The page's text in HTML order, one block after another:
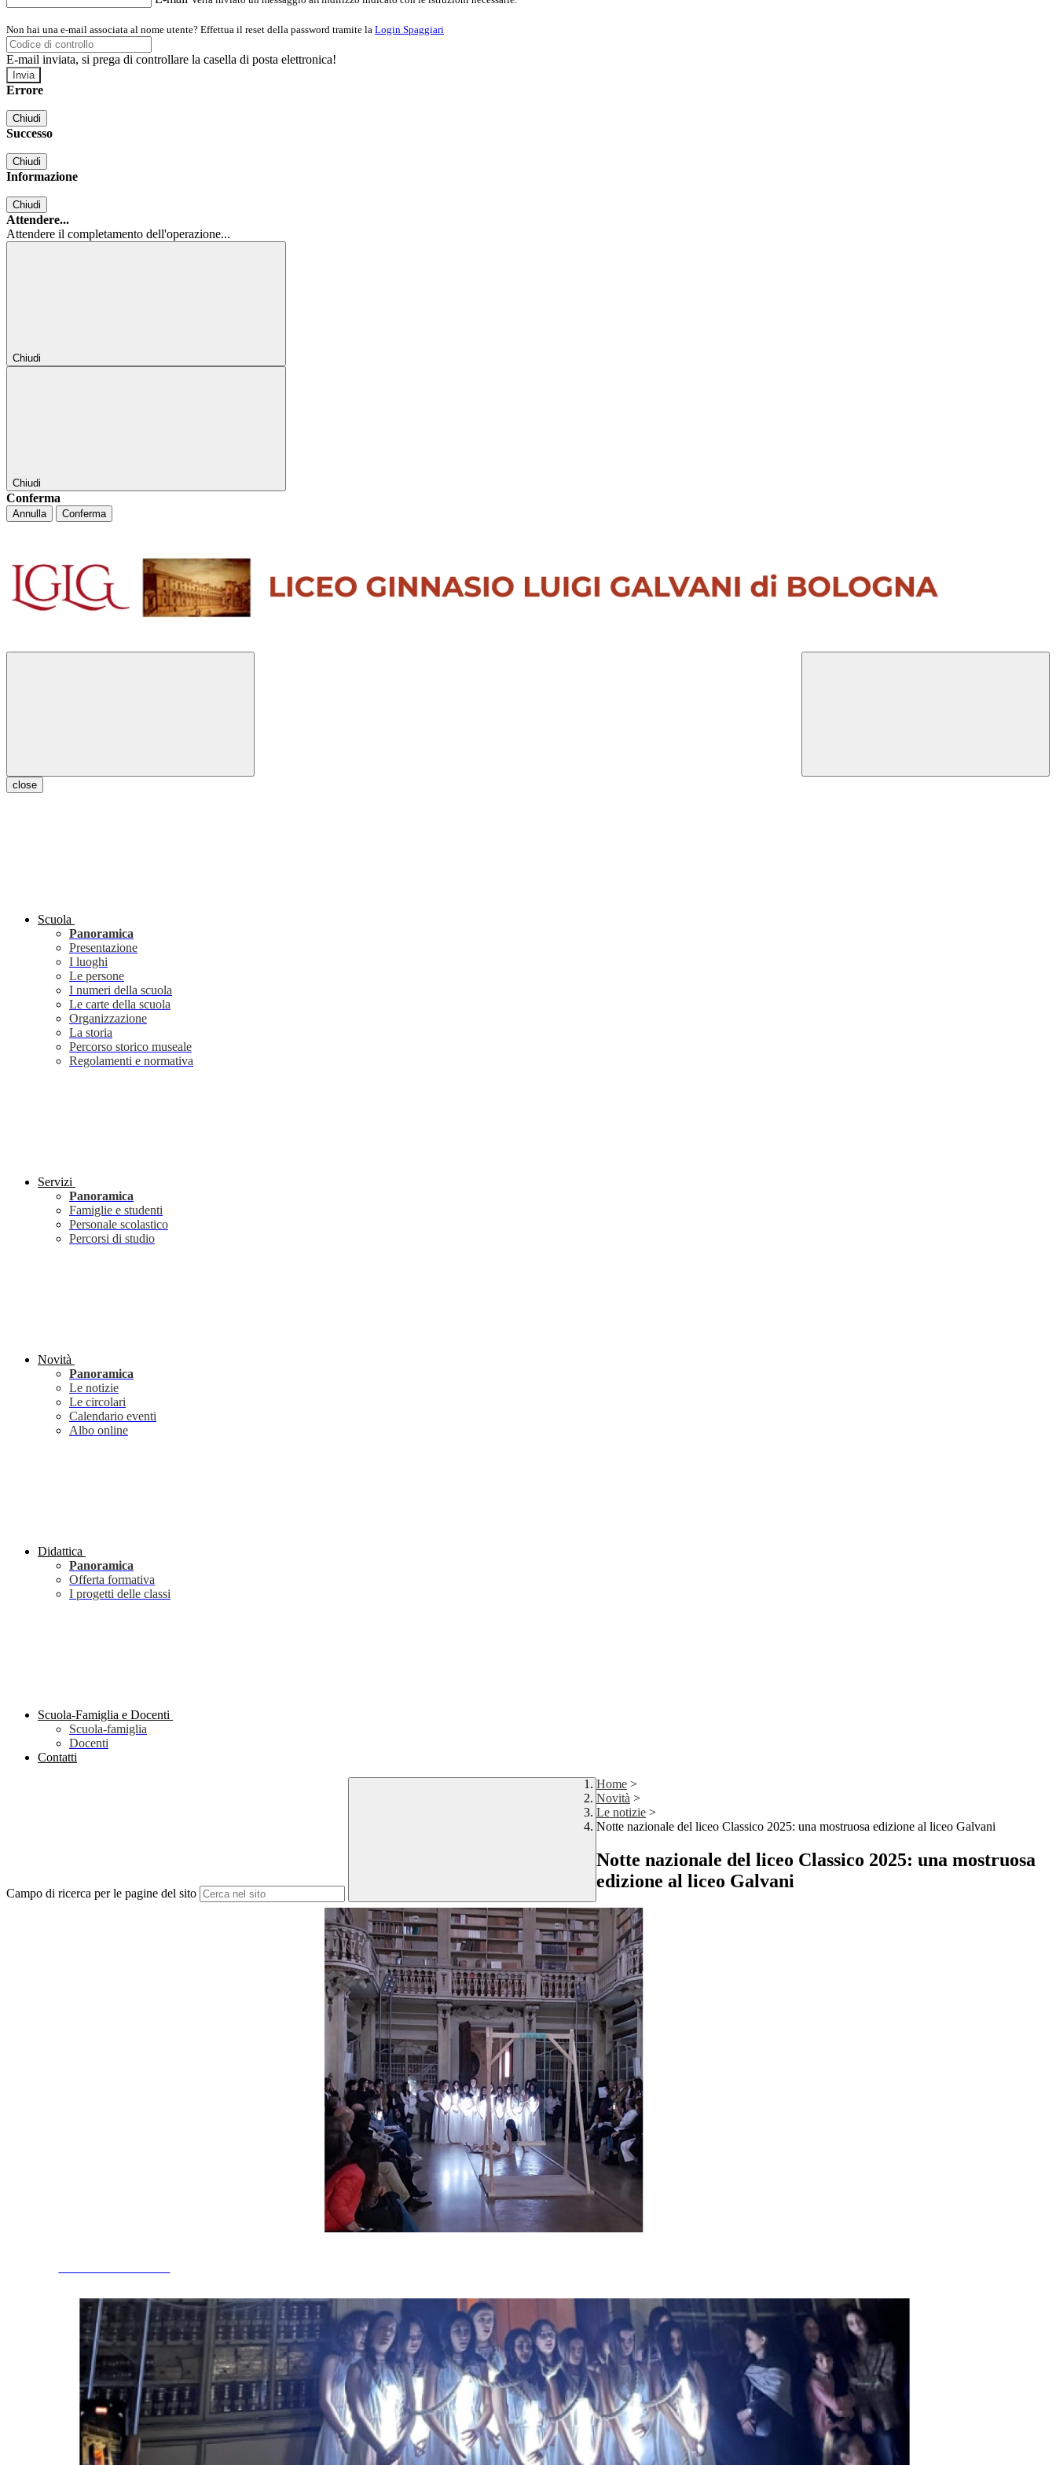
Non hai una e-mail associata al nome utente? Effettua il reset della password tramite la Login Spaggiari
E-mail inviata, si prega di controllare la casella di posta elettronica!
Errore
Chiudi
Successo
Chiudi
Informazione
Chiudi
Attendere...
Attendere il completamento dell'operazione...
Chiudi
Chiudi
Conferma
Annulla Conferma
close
Scuola
Panoramica
Presentazione
I luoghi
Le persone
I numeri della scuola
Le carte della scuola
Organizzazione
La storia
Percorso storico museale
Regolamenti e normativa
Servizi
Panoramica
Famiglie e studenti
Personale scolastico
Percorsi di studio
Novità
Panoramica
Le notizie
Le circolari
Calendario eventi
Albo online
Didattica
Panoramica
Offerta formativa
I progetti delle classi
Scuola-Famiglia e Docenti
Scuola-famiglia
Docenti
Contatti
Campo di ricerca per le pagine del sito
Home >
Novità >
Le notizie >
Notte nazionale del liceo Classico 2025: una mostruosa edizione al liceo Galvani
Notte nazionale del liceo Classico 2025: una mostruosa
edizione al liceo Galvani